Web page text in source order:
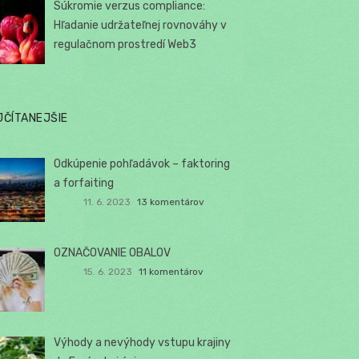
Súkromie verzus compliance:
Hľadanie udržateľnej rovnováhy v
regulačnom prostredí Web3
Odkúpenie pohľadávok – faktoring
a forfaiting
11. 6. 2023 13 komentárov
OZNAČOVANIE OBALOV
15. 6. 2023 11 komentárov
Výhody a nevýhody vstupu krajiny